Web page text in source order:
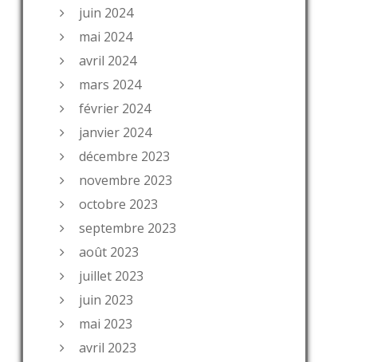
juin 2024
mai 2024
avril 2024
mars 2024
février 2024
janvier 2024
décembre 2023
novembre 2023
octobre 2023
septembre 2023
août 2023
juillet 2023
juin 2023
mai 2023
avril 2023